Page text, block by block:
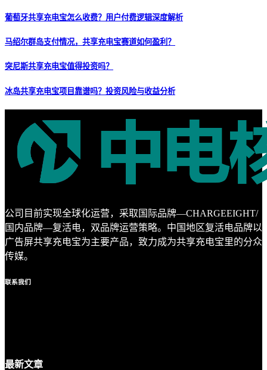
葡萄牙共享充电宝怎么收费？用户付费逻辑深度解析
马绍尔群岛支付情况，共享充电宝赛道如何盈利？
突尼斯共享充电宝值得投资吗？
冰岛共享充电宝项目靠谱吗？投资风险与收益分析
公司目前实现全球化运营，采取国际品牌—CHARGEEIGHT/
国内品牌—复活电，双品牌运营策略。中国地区复活电品牌以
广告屏共享充电宝为主要产品，致力成为共享充电宝里的分众
传媒。
联系我们
最新文章